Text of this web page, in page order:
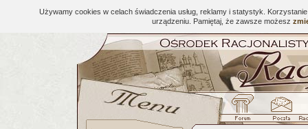
Używamy cookies w celach świadczenia usług, reklamy i statystyk.
urządzeniu. Pamiętaj, że zawsze możesz